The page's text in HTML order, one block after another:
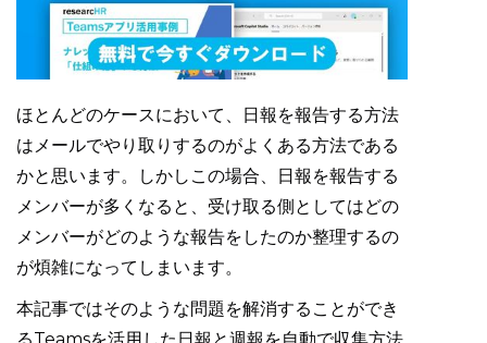
ほとんどのケースにおいて、日報を報告する方法
はメールでやり取りするのがよくある方法である
かと思います。しかしこの場合、日報を報告する
メンバーが多くなると、受け取る側としてはどの
メンバーがどのような報告をしたのか整理するの
が煩雑になってしまいます。
本記事ではそのような問題を解消することができ